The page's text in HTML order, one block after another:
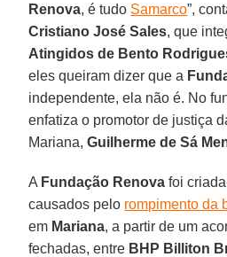
Renova, é tudo Samarco”,
Cristiano José Sales, que
Atingidos de Bento
eles queiram dizer que a
independente, ela não é. No
enfatiza o promotor de justiça
Mariana,Guilherme de Sá
A Fundação Renova foi
causados pelo rompimento da
em Mariana, a partir de um
fechadas, entre BHP Billiton